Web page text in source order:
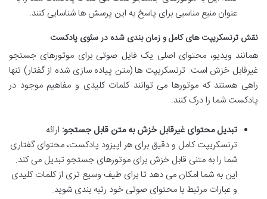
عنوان منبع مناسبی برای پاسخ به این پرسش ها شناسایی کنند.
نقش ترنسکریپت های کامل و زمان بندی شده در سئوی پادکست
همانند ویدیو، محتوای اصلی یک فایل صوتی برای موتورهای جستجو
غیرقابل خزش است. ترنسکریپت ها (متن پیاده سازی شده از گفتار) تنها
راهی هستند که موتورها می توانند کلمات کلیدی و مفاهیم موجود در
پادکست شما را درک کنند.
تبدیل محتوای غیرقابل خزش به متن قابل جستجو: ارائه
ترنسکریپت کامل و دقیق برای هر اپیزود پادکست، محتوای گفتاری
شما را به متنی قابل خزش برای موتورهای جستجو تبدیل می کند.
این به شما امکان می دهد تا برای طیف وسیع تری از کلمات کلیدی
و عبارات مرتبط با محتوای صوتی خود رتبه بندی شوید.